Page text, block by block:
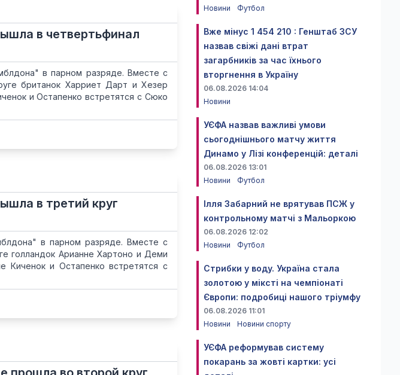
в четвертьфинал
в парном разряде. Вместе с
британок Харриет Дарт и Хезер
и Остапенко встретятся с Сюко
в третий круг
в парном разряде. Вместе с
голландок Арианне Хартоно и Деми
и Остапенко встретятся с
Новини
Футбол
Вже мінус 1 454 210 : Генштаб ЗСУ
назвав свіжі дані втрат
загарбників за час їхнього
вторгнення в Україну
06.08.2026 14:04
Новини
УЄФА назвав важливі умови
сьогоднішнього матчу життя
Динамо у Лізі конференцій: деталі
06.08.2026 13:01
Новини
Футбол
Ілля Забарний не врятував ПСЖ у
контрольному матчі з Мальоркою
06.08.2026 12:02
Новини
Футбол
Стрибки у воду. Україна стала
золотою у міксті на чемпіонаті
Європи: подробиці нашого тріумфу
06.08.2026 11:01
Новини
Новини спорту
УЄФА реформував систему
покарань за жовті картки: усі